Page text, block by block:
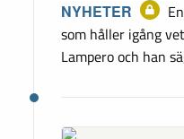
NYHETER
som håller igång
Lampero och han